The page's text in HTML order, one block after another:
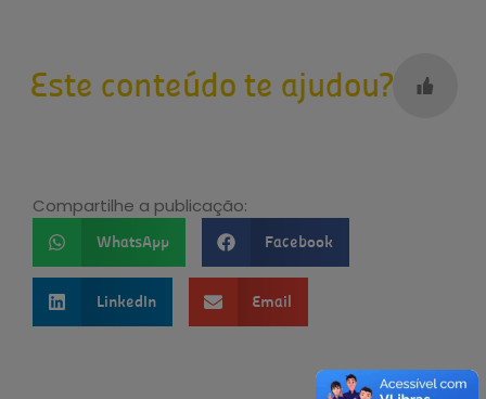
Este conteúdo te ajudou?
Compartilhe a publicação:
WhatsApp Facebook
LinkedIn Email